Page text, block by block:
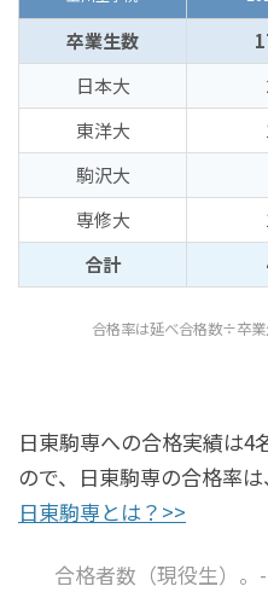
卒業生数
日本大
東洋大
駒沢大
専修大
合計
合格率は延べ合格数÷卒業
日東駒専への合格実績は4
ので、日東駒専の合格率は
日東駒専とは？>>
合格者数（現役生）。